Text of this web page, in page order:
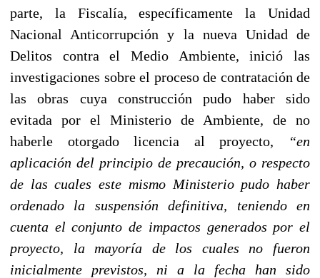
parte, la Fiscalía, específicamente la Unidad
Nacional Anticorrupción y la nueva Unidad de
Delitos contra el Medio Ambiente, inició las
investigaciones sobre el proceso de contratación de
las obras cuya construcción pudo haber sido
evitada por el Ministerio de Ambiente, de no
haberle otorgado licencia al proyecto,
“en
aplicación del principio de precaución, o respecto
de las cuales este mismo Ministerio pudo haber
ordenado la suspensión definitiva, teniendo en
cuenta el conjunto de impactos generados por el
proyecto, la mayoría de los cuales no fueron
inicialmente previstos, ni a la fecha han sido